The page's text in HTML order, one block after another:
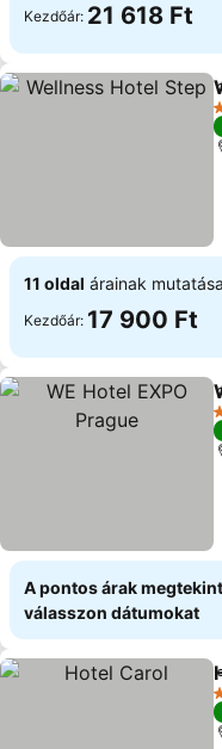
Kezdőár: 21 618 Ft
11 oldal árainak mutatása
Kezdőár: 17 900 Ft
A pontos árak
válasszon dátumokat